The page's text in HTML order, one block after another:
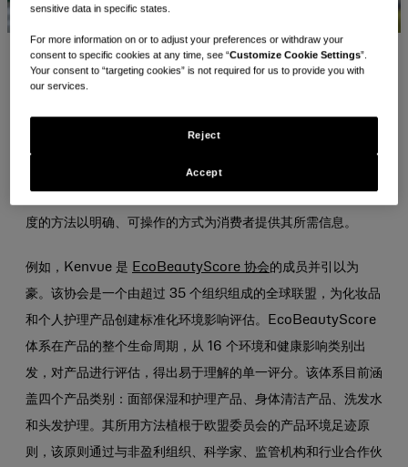
在当今的健康和美容领域，消费者不仅仅寻求有效的产品。他们
Kenvue 认为，透明度是我们Healthy Lives Mission
度的方法以明确、可操作的方式为消费者提供其所需信息。
例如，Kenvue 是 EcoBeautyScore 协会的成员并引以为
豪。该协会是一个由超过 35 个组织组成的全球联盟，为化妆品
和个人护理产品创建标准化环境影响评估。EcoBeautyScore
体系在产品的整个生命周期，从 16 个环境和健康影响类别出
发，对产品进行评估，得出易于理解的单一评分。该体系目前涵
盖四个产品类别：面部保湿和护理产品、身体清洁产品、洗发水
和头发护理。其所用方法植根于欧盟委员会的产品环境足迹原
则，该原则通过与非盈利组织、科学家、监管机构和行业合作伙
sensitive data in specific states.
For more information on or to adjust your preferences or withdraw your
consent to specific cookies at any time, see “Customize Cookie Settings”.
Your consent to “targeting cookies” is not required for us to provide you with
our services.
Reject
Accept